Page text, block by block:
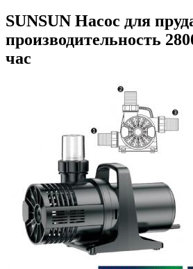
SUNSUN Насос для
производительность
час